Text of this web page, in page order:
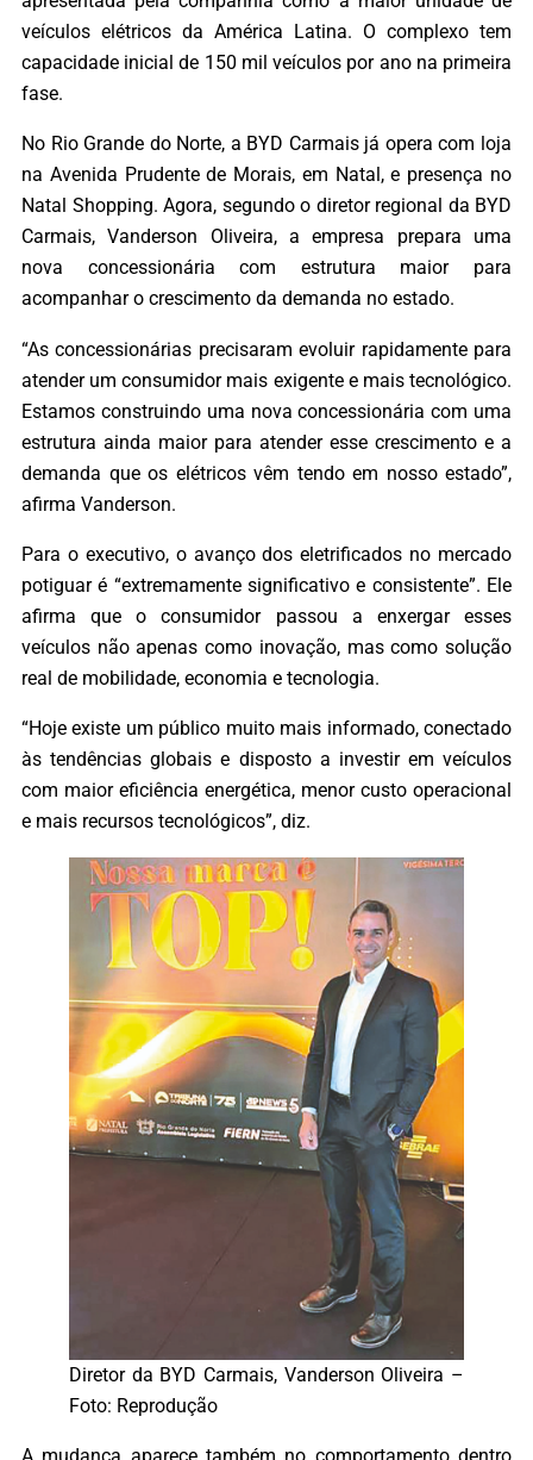
veículos elétricos da América Latina. O complexo tem
capacidade inicial de 150 mil veículos por ano na primeira
fase.
No Rio Grande do Norte, a BYD Carmais já opera com loja
na Avenida Prudente de Morais, em Natal, e presença no
Natal Shopping. Agora, segundo o diretor regional da BYD
Carmais, Vanderson Oliveira, a empresa prepara uma
nova concessionária com estrutura maior para
acompanhar o crescimento da demanda no estado.
“As concessionárias precisaram evoluir rapidamente para
atender um consumidor mais exigente e mais tecnológico.
Estamos construindo uma nova concessionária com uma
estrutura ainda maior para atender esse crescimento e a
demanda que os elétricos vêm tendo em nosso estado”,
afirma Vanderson.
Para o executivo, o avanço dos eletrificados no mercado
potiguar é “extremamente significativo e consistente”. Ele
afirma que o consumidor passou a enxergar esses
veículos não apenas como inovação, mas como solução
real de mobilidade, economia e tecnologia.
“Hoje existe um público muito mais informado, conectado
às tendências globais e disposto a investir em veículos
com maior eficiência energética, menor custo operacional
e mais recursos tecnológicos”, diz.
Diretor da BYD Carmais, Vanderson Oliveira –
Foto: Reprodução